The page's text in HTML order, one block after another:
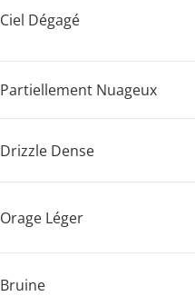
Ciel Dégagé
Partiellement Nuageux
Drizzle Dense
Orage Léger
Bruine